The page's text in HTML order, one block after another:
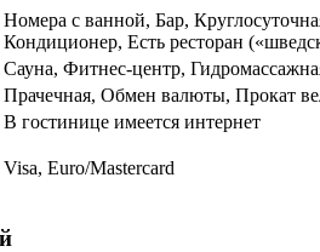
Номера с ванной, Бар,
Кондиционер, Есть ресторан
Сауна, Фитнес-центр,
Прачечная, Обмен валюты, Прокат
В гостинице имеется интернет
Visa, Euro/Mastercard